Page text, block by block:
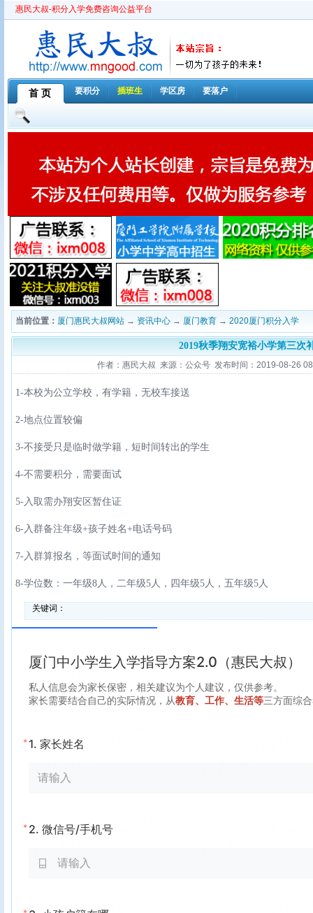
惠民大叔-积分入学免费咨询公益平台
首 页 要积分 插班生 学区房 要落户
当前位置： 厦门惠民大叔网站 → 资讯中心 → 厦门教育 → 2020厦门积分入学
2019秋季翔安宽裕小学第三次
作者：惠民大叔 来源：公众号 发布时间：2019-08-26
1-本校为公立学校，有学籍，无校车接送
2-地点位置较偏
3-不接受只是临时做学籍，短时间转出的学生
4-不需要积分，需要面试
5-入取需办翔安区暂住证
6-入群备注年级+孩子姓名+电话号码
7-入群算报名，等面试时间的通知
8-学位数：一年级8人，二年级5人，四年级5人，五年级5人
关键词：